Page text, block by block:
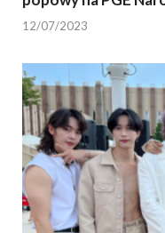
12/07/2023